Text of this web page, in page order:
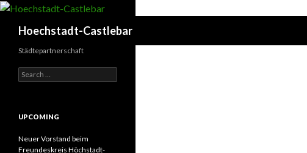
Hoechstadt-Castlebar
Städtepartnerschaft
Search
for:
UPCOMING
Neuer Vorstand beim
Freundeskreis Höchstadt-